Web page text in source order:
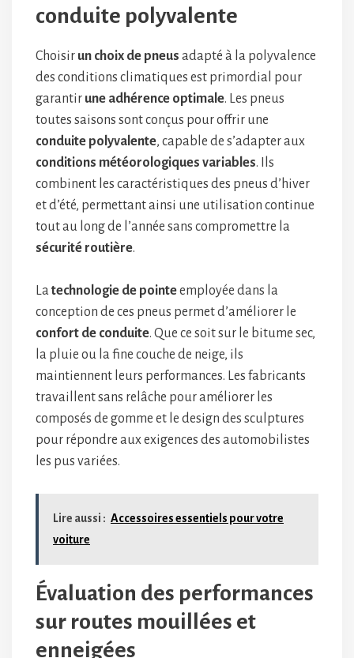
conduite polyvalente
Choisir un choix de pneus adapté à la polyvalence
des conditions climatiques est primordial pour
garantir une adhérence optimale. Les pneus
toutes saisons sont conçus pour offrir une
conduite polyvalente, capable de s’adapter aux
conditions météorologiques variables. Ils
combinent les caractéristiques des pneus d’hiver
et d’été, permettant ainsi une utilisation continue
tout au long de l’année sans compromettre la
sécurité routière.
Latechnologie de pointeemployée dans la
conception de ces pneus permet d’améliorer le
confort de conduite. Que ce soit sur le bitume sec,
la pluie ou la fine couche de neige, ils
maintiennent leurs performances. Les fabricants
travaillent sans relâche pour améliorer les
composés de gomme et le design des sculptures
pour répondre aux exigences des automobilistes
les pus variées.
Lire aussi : Accessoires essentiels pour votre
voiture
Évaluation des performances
sur routes mouillées et
enneigées